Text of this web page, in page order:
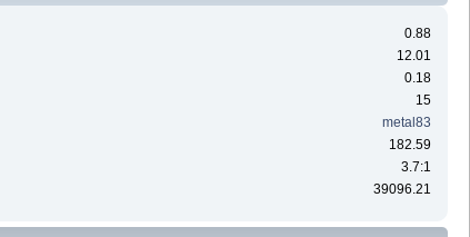
0.88
12.01
0.18
15
metal83
182.59
3.7:1
39096.21